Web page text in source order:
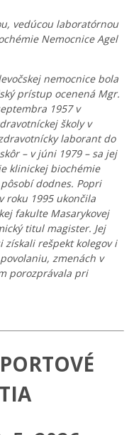
vedúcou laboratórnou
Nemocnice Agel
nemocnice bola
prístup ocenená Mgr.
1957 v
školy v
laborant do
– v júni 1979 – sa jej
klinickej biochémie
dodnes. Popri
roku 1995 ukončila
fakulte Masarykovej
titul magister. Jej
rešpekt kolegov i
zmenách v
porozprávala pri